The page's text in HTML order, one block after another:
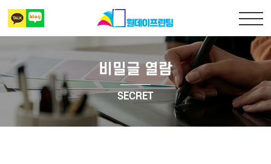
출력복사
책만들기
비밀글 열람
SECRET